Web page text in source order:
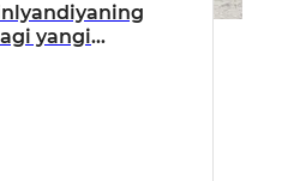
yangi